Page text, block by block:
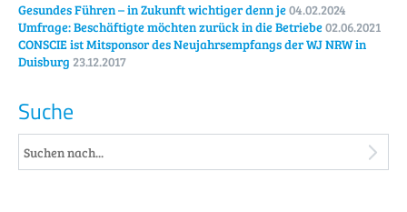
Gesundes Führen – in Zukunft wichtiger denn je04.02.2024
Umfrage: Beschäftigte möchten zurück in die Betriebe02.06.2021
CONSCIE ist Mitsponsor des Neujahrsempfangs der WJ NRW in
Duisburg 23.12.2017
Suche